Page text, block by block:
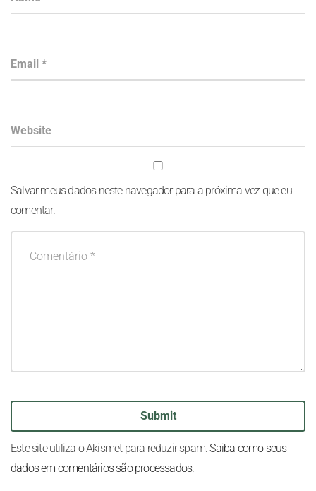
Salvar meus dados neste navegador para a próxima vez que eu
comentar.
Este site utiliza o Akismet para reduzir spam.Saiba como seus
dados em comentários são processados.